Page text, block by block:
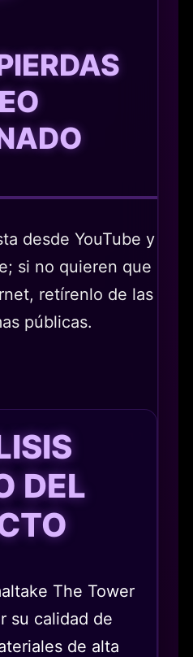
desde YouTube y
si no quieren que
retírenlo de las
públicas.
DEL
The Tower
su calidad de
de alta